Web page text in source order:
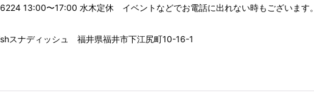
13:00〜17:00 水木定休 イベントなどでお電話に出れない時もございます。
スナディッシュ 福井県福井市下江尻町10-16-1